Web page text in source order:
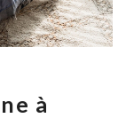
à